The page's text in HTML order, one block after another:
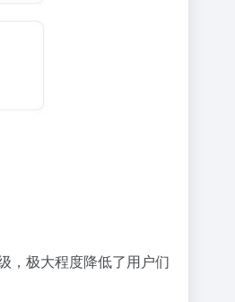
，极大程度降低了用户们